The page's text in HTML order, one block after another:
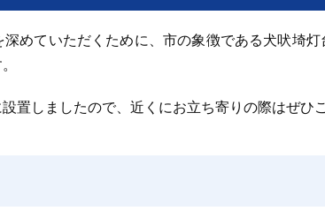
めていただくために、市の象徴である犬吠埼
置しましたので、近くにお立ち寄りの際はぜひ